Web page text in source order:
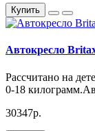
Купить
Автокресло
Рассчитано на
0-18
30347р.